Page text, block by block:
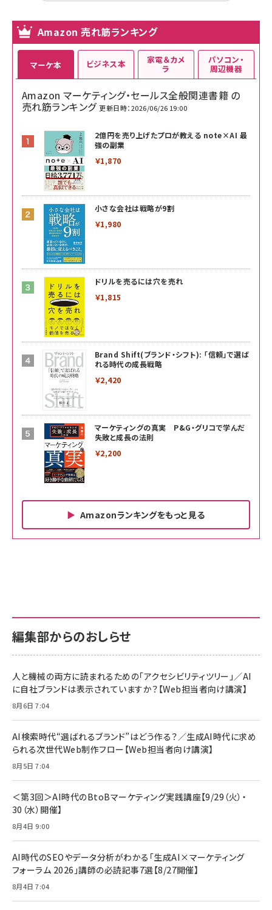
Amazon 売れ筋ランキング
マーケ本
Amazon マーケティング・セールス全般関連書籍 の
売れ筋ランキング 更新日時：2026/06/26 19:00
2億円を売り上げたプロが教える note×AI 最
強の副業
￥1,870
小さな会社は戦略が9割
￥1,980
ドリルを売るには穴を売れ
￥1,815
Brand Shift(ブランド・シフト): 「信頼」で選ば
れる時代の成長戦略
￥2,420
マーケティングの真実 P&G・グリコで学んだ
失敗と成長の法則
￥2,200
Amazonランキングをもっと見る
ビジネス本
￥880
anan(アンアン)2026/06/24号 No.2500増刊
スペシャルエディション[王道エンタメの矜持／
￥1,100
年後半、あなたの恋と運命／山田涼介]
￥880
￥1,870
Amazonランキングをもっと見る
家電＆カメ
ラ
サポート正規品 メーカー保証5年 KLMEA128G
NIMASO ガラスフィルム iPhone 17 用 保護フィ
すい ガイド枠付き いPhone17 (6.3インチ) 対応
2枚セット DSP25F1698
￥1,599
【New】Amazon Fire TV Stick HD | 手軽にスト
レイヤー
￥6,980
Anker Soundcore P31i (Bluetooth 6.1) 【完
全ワイヤレスイヤホン/アクティブノイズキャンセリ
ング/マルチポイント接続 / 最大50時間再生 / PSE
Anker PowerLine III Flow USB-C & USB-C
ケーブル Anker絡まないケーブル 240W 結束バン
ド付き USB PD対応 シリコン素材採用 iPhone
17 / 16 / 15 / Galaxy iPad Pro MacBook
パソコン・
周辺機器
サポート正規品 メーカー保証5年 KLMEA128G
Amazon eギフトカード - Amazonロゴ - クラ
￥5,000
ケーブル Anker絡まないケーブル 240W 結束バン
17 / 16 / 15 / Galaxy iPad Pro MacBook
Pro/Air 各種対応 (1.8m ミッドナイトブラック)
￥1,890
キャンペーン】
￥4,857
Amazonランキングをもっと見る
編集部からのおしらせ
人と機械の両方に読まれるための「アクセシビリティツリー」／AI
に自社ブランドは表示されていますか？【Web担当者向け講演】
8月6日 7:04
AI検索時代“選ばれるブランド”はどう作る？／生成AI時代に求め
られる次世代Web制作フロー【Web担当者向け講演】
8月5日 7:04
＜第3回＞AI時代のBtoBマーケティング実践講座【9/29（火）・
30（水）開催】
8月4日 9:00
AI時代のSEOやデータ分析がわかる「生成AI×マーケティング
フォーラム 2026」講師の必読記事7選【8/27開催】
8月4日 7:04